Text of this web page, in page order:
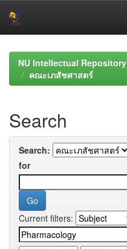
navigationNU Intellectual Repository
คณะเภสัชศาสตร์
Search
Search:
for
Current filters: